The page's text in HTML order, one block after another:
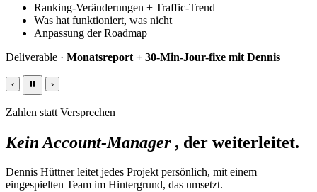
Ranking-Veränderungen + Traffic-Trend
Was hat funktioniert, was nicht
Anpassung der Roadmap
Deliverable · Monatsreport + 30-Min-Jour-fixe mit Dennis
‹ ⏸ ›
Zahlen statt Versprechen
Kein Account-Manager, der weiterleitet.
Dennis Hüttner leitet jedes Projekt persönlich, mit einem
eingespielten Team im Hintergrund, das umsetzt.